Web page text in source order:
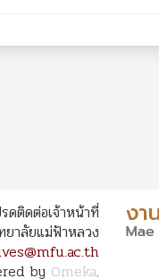
ดติดต่อเจ้าหน้าที่
าลัยแม่ฟ้าหลวง
by Omeka.